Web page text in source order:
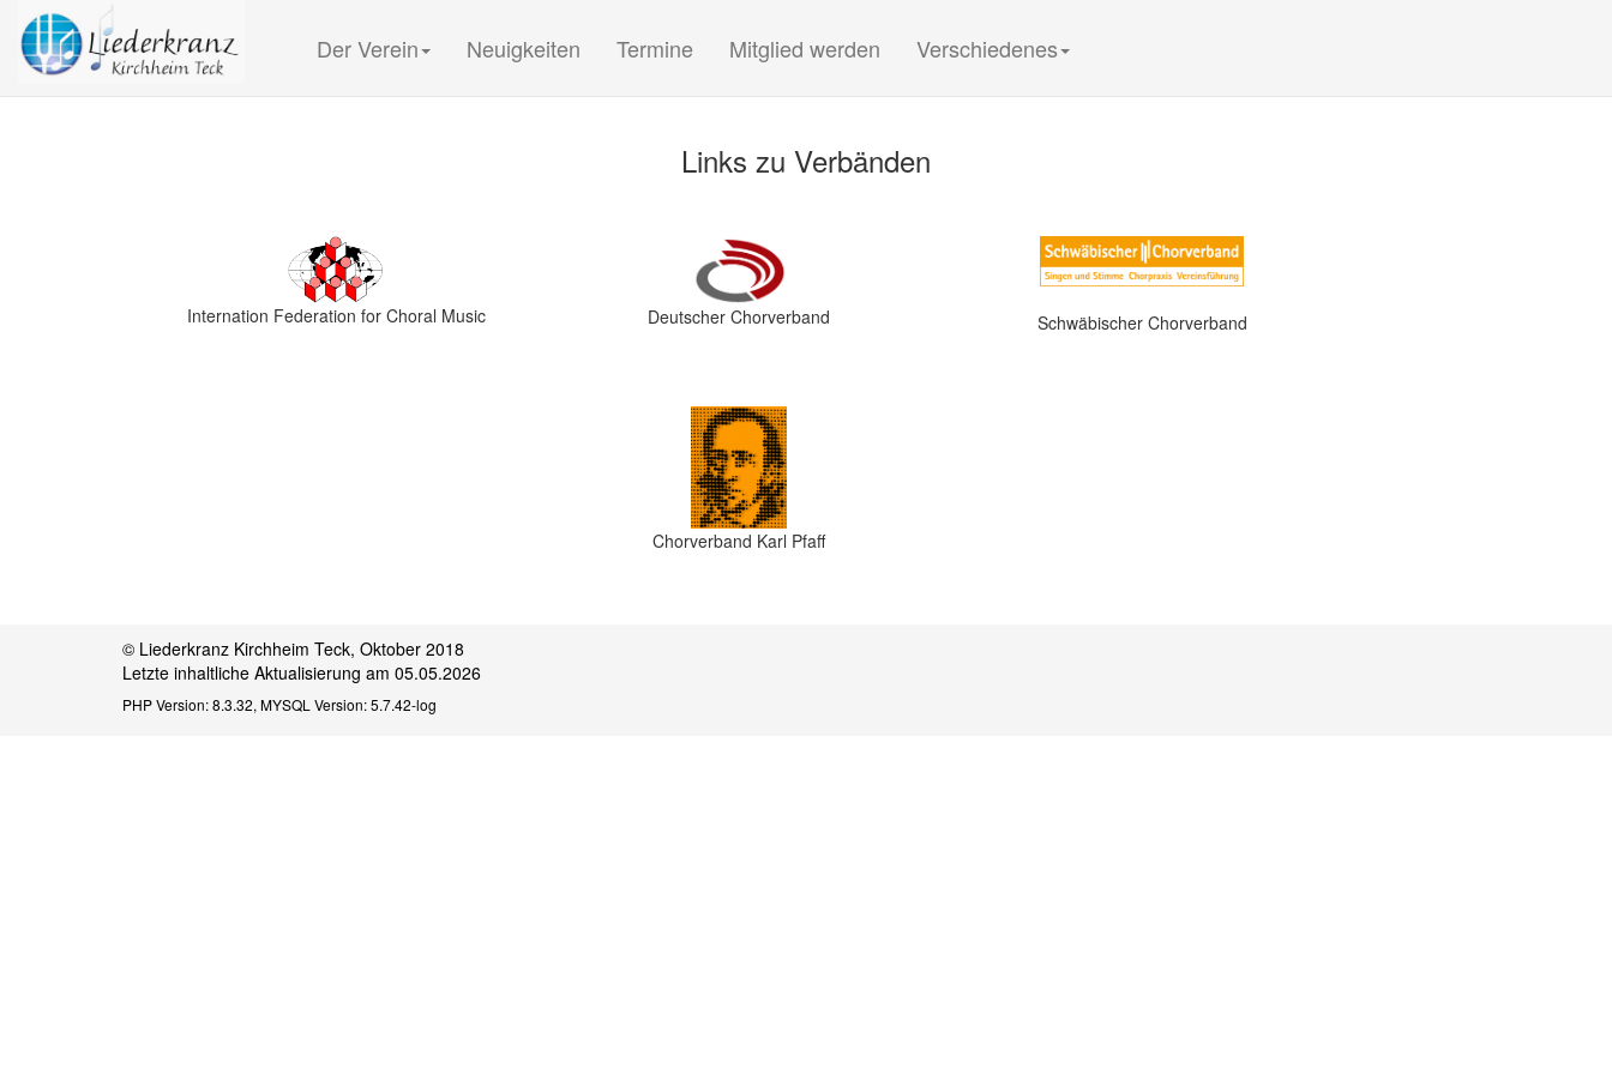
Der Verein Neuigkeiten(current)
Termine(current)Mitglied werden(current)
Verschiedenes
Links zu Verbänden
Internation Federation for Choral Music Deutscher Chorverband Schwäbischer Chorverband
Chorverband Karl Pfaff
© Liederkranz Kirchheim Teck, Oktober 2018
Letzte inhaltliche Aktualisierung am 05.05.2026
PHP Version: 8.3.32, MYSQL Version: 5.7.42-log